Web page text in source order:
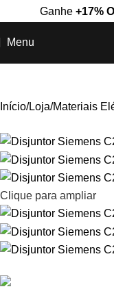
Ganhe +17%
Menu
Início Loja Materiais
Clique para ampliar